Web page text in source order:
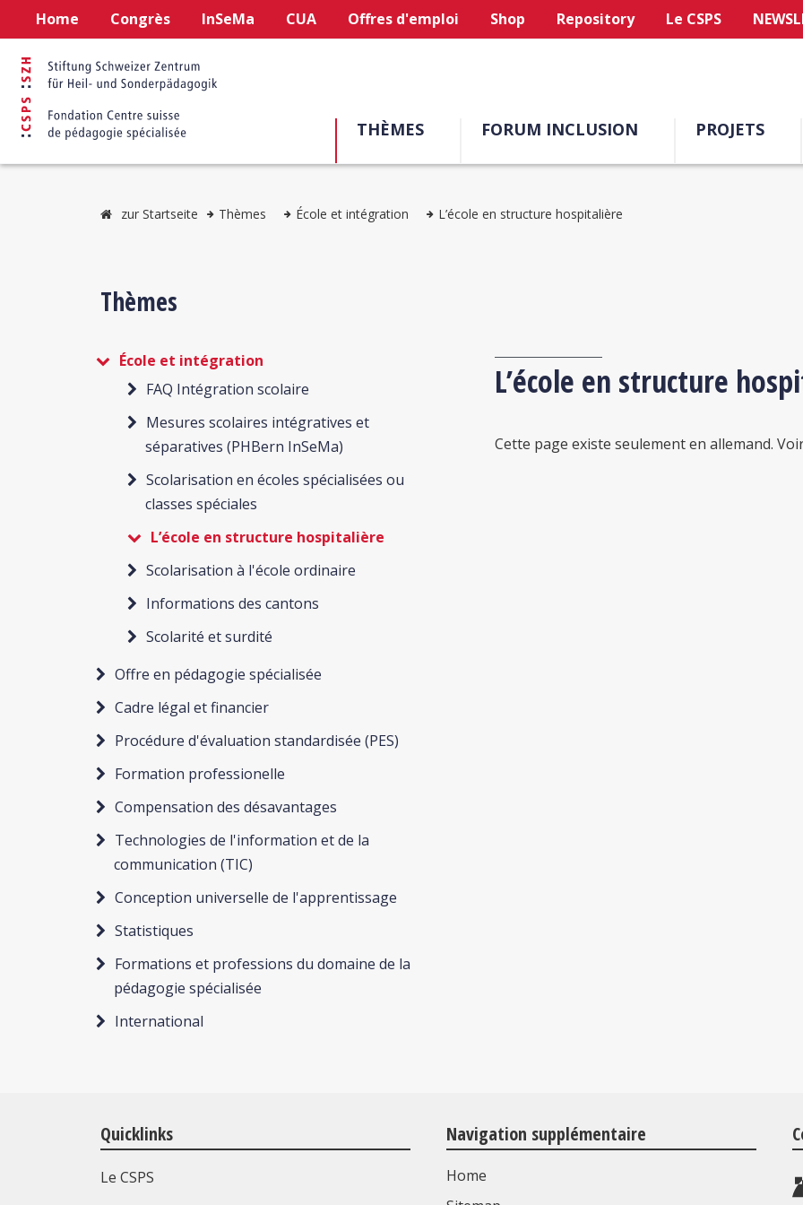
Home Congrès InSeMa CUA Offres d'emploi Shop Repository Le CSPS
THÈMES FORUM INCLUSION PROJETS
zur Startseite Thèmes École et intégration L’école en structure hospitalière
Thèmes
École et intégration
FAQ Intégration scolaire
Mesures scolaires intégratives et
séparatives (PHBern InSeMa)
Scolarisation en écoles spécialisées ou
classes spéciales
L’école en structure hospitalière
Scolarisation à l'école ordinaire
Informations des cantons
Scolarité et surdité
Offre en pédagogie spécialisée
Cadre légal et financier
Procédure d'évaluation standardisée (PES)
Formation professionelle
Compensation des désavantages
Technologies de l'information et de la
communication (TIC)
Conception universelle de l'apprentissage
Statistiques
Formations et professions du domaine de la
pédagogie spécialisée
International
L’école en structure
Cette page existe seulement en allemand.
Quicklinks
Le CSPS
Navigation supplémentaire
Home